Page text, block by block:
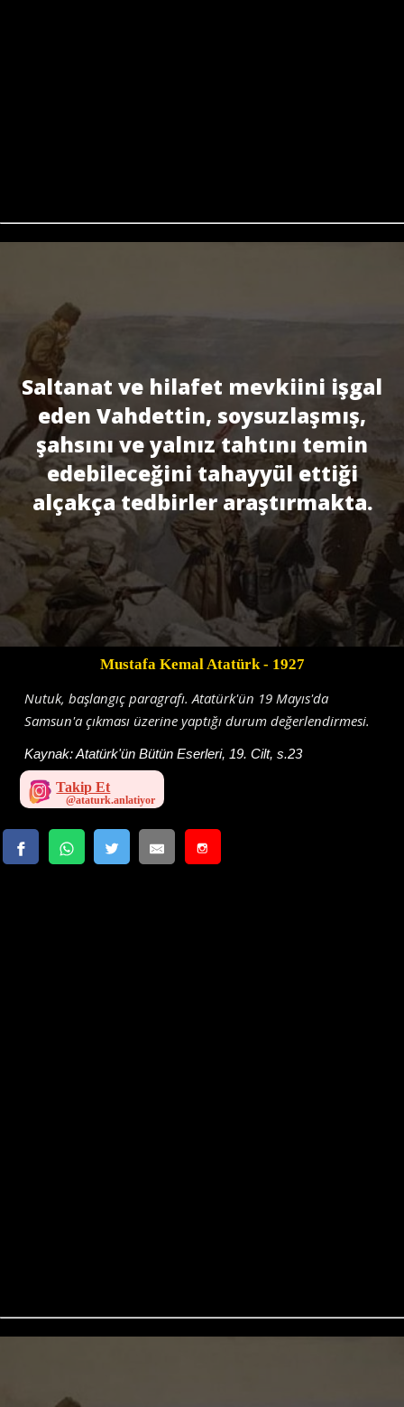
Saltanat ve hilafet mevkiini işgal
eden Vahdettin, soysuzlaşmış,
şahsını ve yalnız tahtını temin
edebileceğini tahayyül ettiği
alçakça tedbirler araştırmakta.
Mustafa Kemal Atatürk- 1927
Nutuk, başlangıç paragrafı. Atatürk'ün 19 Mayıs'da
Samsun'a çıkması üzerine yaptığı durum değerlendirmesi.
Kaynak:Atatürk'ün Bütün Eserleri, 19. Cilt, s.23
Takip Et